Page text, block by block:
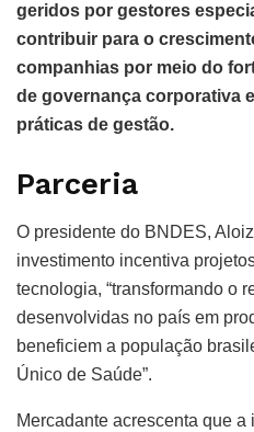
geridos por gestores
contribuir para o
companhias por meio do
de governança corporativa
práticas de gestão.
Parceria
O presidente do BNDES,
investimento incentiva
tecnologia, “transformando o
desenvolvidas no país em
beneficiem a população
Único de Saúde”.
Mercadante acrescenta que